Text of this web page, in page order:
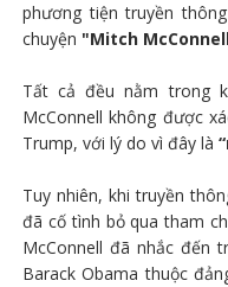
phương tiện truyền
chuyện "Mitch
Tất cả đều nằm trong
McConnell không được
Trump, với lý do vì đây là
Tuy nhiên, khi truyền
đã cố tình bỏ qua tham
McConnell đã nhắc đến
Barack Obama thuộc